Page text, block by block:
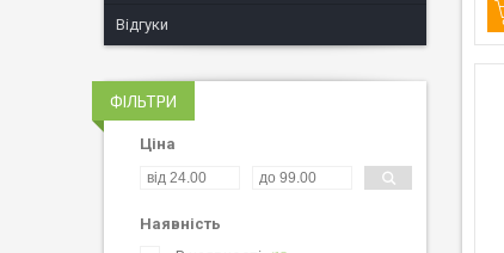
Відгуки
ФІЛЬТРИ
Ціна
Наявність